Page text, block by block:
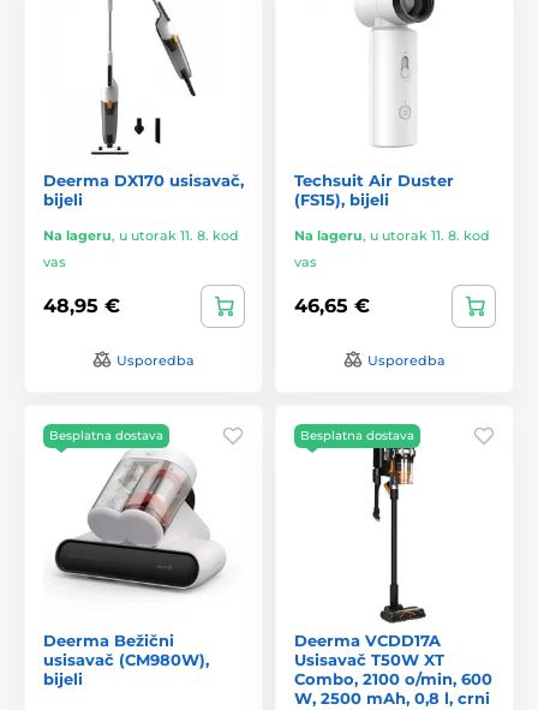
Deerma DX170 usisavač,
bijeli
Na lageru, u utorak 11. 8. kod
vas
48,95 €
Usporedba
Techsuit Air Duster
(FS15), bijeli
Na lageru, u utorak 11. 8. kod
vas
46,65 €
Usporedba
Besplatna dostava
Deerma Bežični
usisavač (CM980W),
bijeli
Besplatna dostava
Deerma VCDD17A
Usisavač T50W XT
Combo, 2100 o/min, 600
W, 2500 mAh, 0,8 l, crni